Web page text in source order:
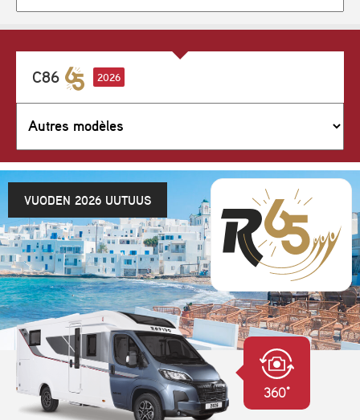
C86 2026
VUODEN 2026 UUTUUS
360°